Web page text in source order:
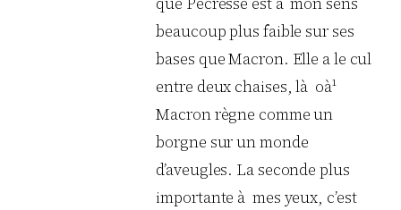
beaucoup plus faible sur ses
bases que Macron. Elle a le cul
entre deux chaises, là oà¹
Macron règne comme un
borgne sur un monde
d’aveugles. La seconde plus
importante à mes yeux, c’est